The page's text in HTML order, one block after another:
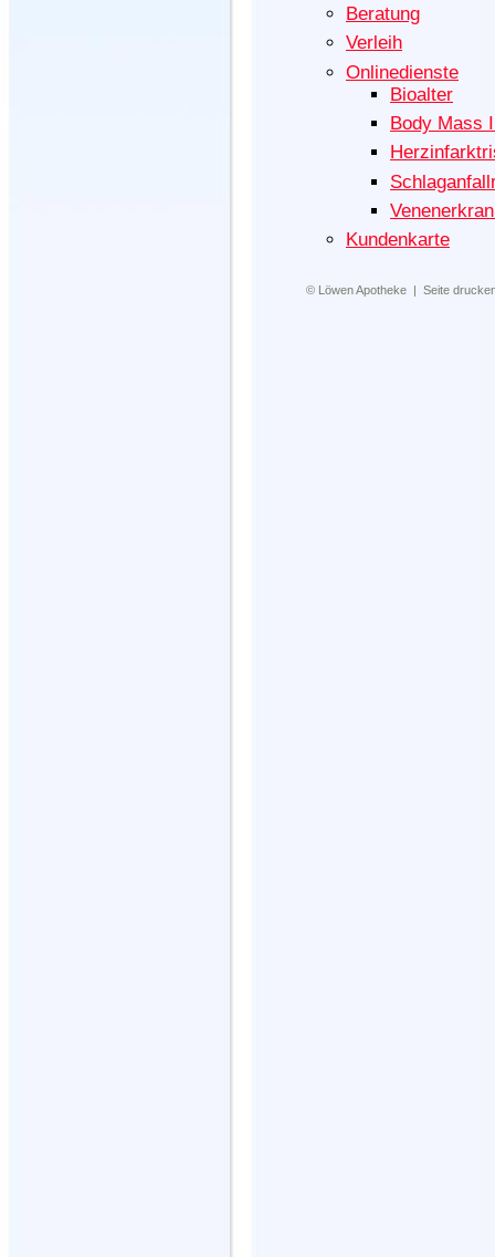
Beratung
Verleih
Onlinedienste
Bioalter
Body Mass
Kundenkarte
© Löwen Apotheke Seite